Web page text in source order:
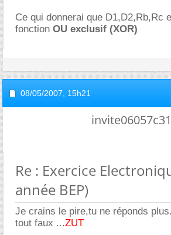
Ce qui donnerai que D1,D2,Rb,Rc
fonction OU exclusif (XOR)
08/05/2007, 15h21
invite06057c31
Re : Exercice
année BEP)
Je crains le pire,tu ne réponds
tout faux ...ZUT